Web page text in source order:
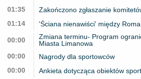
01:35
Zakończono zgłaszanie
01:14
'Ściana nienawiści' między
00:00
Zmiana terminu- Program
Miasta Limanowa
00:00
Nagrody dla sportowców
00:00
Ankieta dotycząca obiektów